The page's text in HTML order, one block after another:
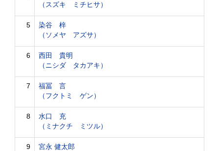
（スズキ ミチヒサ）
5
染谷 梓
（ソメヤ アズサ）
6
西田 貴明
（ニシダ タカアキ）
7
福冨 言
（フクトミ ゲン）
8
水口 充
（ミナクチ ミツル）
9
宮永 健太郎